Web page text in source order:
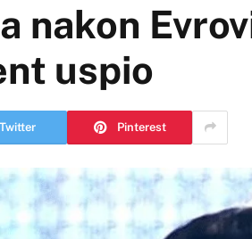
nakon
uspio
Twitter Pinterest